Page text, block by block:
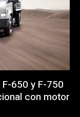
650 y F-750
con motor